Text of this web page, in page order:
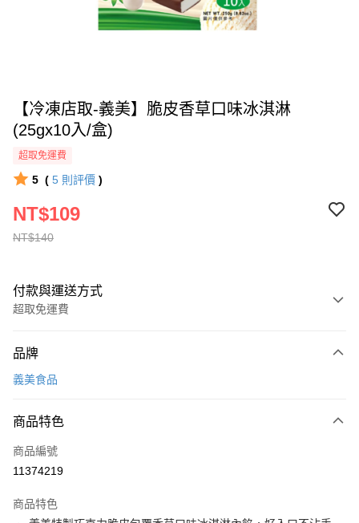
【冷凍店取-義美】脆皮香草口味冰淇淋
(25gx10入/盒)
超取免運費
5 ( 5 則評價 )
NT$140
NT$109
付款與運送方式
超取免運費
全家線上支付
運送方式
冷凍-全家取貨付款
冷凍-付款後全家取貨
品牌
義美食品
商品特色
商品編號
11374219
商品特色